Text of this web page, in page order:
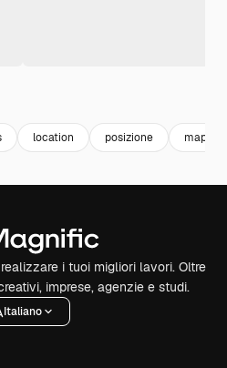
location posizione map pin
i tuoi migliori lavori. Oltre
imprese, agenzie e studi.
Italiano